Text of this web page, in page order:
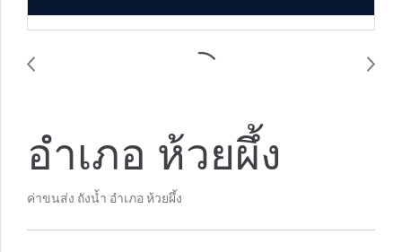
อำเภอ ห้วยผึ้ง
ค่าขนส่ง ถังน้ำ อำเภอ ห้วยผึ้ง